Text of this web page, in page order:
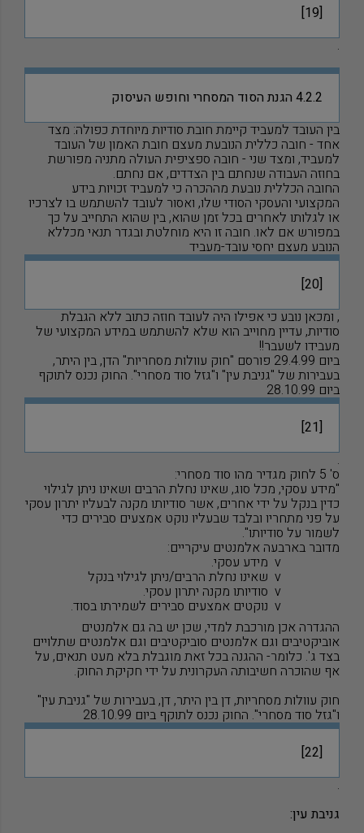
[19]
.
4.2.2 הגנת הסוד המסחרי וחופש העיסוק
בין העובד למעביד קיימת חובת סודיות מיוחדת כפולה: מצד
אחד - חובה כללית הנובעת מעצם חובת האמון של העובד
למעביד, ומצד שני - חובה ספציפית העולה מתניה מפורשת
בחוזה העבודה שנחתם בין הצדדים, אם נחתם.
החובה הכללית נובעת מההכרה כי למעביד זכויות בידע
המקצועי והעסקי הסודי שלו, ואסור לעובד להשתמש בו לצרכיו
או לגלותו לאחרים בכל זמן שהוא, בין שהוא התחייב על כך
במפורש אם לאו. חובה זו היא מוחלטת ובגדר תנאי מכללא
הנובע מעצם יחסי עובד-מעביד
[20]
, ומכאן נובע כי אפילו היה לעובד חוזה כתוב ללא הגבלת
סודיות, עדיין מחוייב הוא שלא להשתמש במידע המקצועי של
מעבידו לשעבר!!
ביום 29.4.99 פורסם "חוק עוולות מסחריות" הדן, בין היתר,
בעבירות של "גניבת עין" ו"גזל סוד מסחרי". החוק נכנס לתוקף
ביום 28.10.99
[21]
.
ס' 5 לחוק מגדיר מהו סוד מסחרי:
"מידע עסקי, מכל סוג, שאינו נחלת הרבים ושאינו ניתן לגילוי
כדין בנקל על ידי אחרים, אשר סודיותו מקנה לבעליו יתרון עסקי
על פני מתחריו ובלבד שבעליו נוקט אמצעים סבירים כדי
לשמור על סודיותו".
מדובר בארבעה אלמנטים עיקריים:
v מידע עסקי.
v שאינו נחלת הרבים/ניתן לגילוי בנקל
v סודיותו מקנה יתרון עסקי.
v נוקטים אמצעים סבירים לשמירתו בסוד.
ההגדרה אכן מורכבת למדי, שכן יש בה גם אלמנטים
אוביקטיבים וגם אלמנטים סוביקטיבים וגם אלמנטים שתלויים
בצד ג'. כלומר- ההגנה בכל זאת מוגבלת בלא מעט תנאים, על
אף שהוכרה חשיבותה העקרונית על ידי חקיקת החוק.
חוק עוולות מסחריות, דן בין היתר, דן, בעבירות של "גניבת עין"
ו"גזל סוד מסחרי". החוק נכנס לתוקף ביום 28.10.99
[22]
.
גניבת עין: